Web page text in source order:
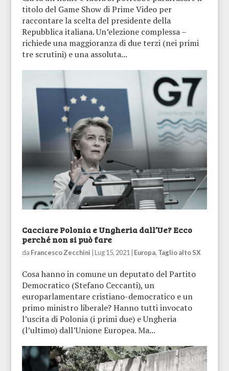
titolo del Game Show di Prime Video per
raccontare la scelta del presidente della
Repubblica italiana. Un’elezione complessa –
richiede una maggioranza di due terzi (nei primi
tre scrutini) e una assoluta...
Cacciare Polonia e Ungheria dall’Ue? Ecco
perché non si può fare
da Francesco Zecchini |Lug 15, 2021 | Europa, Taglio alto SX
Cosa hanno in comune un deputato del Partito
Democratico (Stefano Ceccanti), un
europarlamentare cristiano-democratico e un
primo ministro liberale? Hanno tutti invocato
l’uscita di Polonia (i primi due) e Ungheria
(l’ultimo) dall’Unione Europea. Ma...